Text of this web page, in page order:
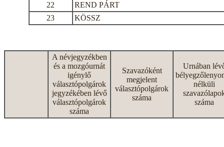
22
REND PÁRT
23
KÖSSZ
A névjegyzékben
és a mozgóurnát
igénylő
választópolgárok
jegyzékében lévő
választópolgárok
száma
Szavazóként
megjelent
választópolgárok
száma
Urnában
nélküli
száma